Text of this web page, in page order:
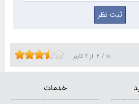
7 / 10 از 2 کاربر
خدمات